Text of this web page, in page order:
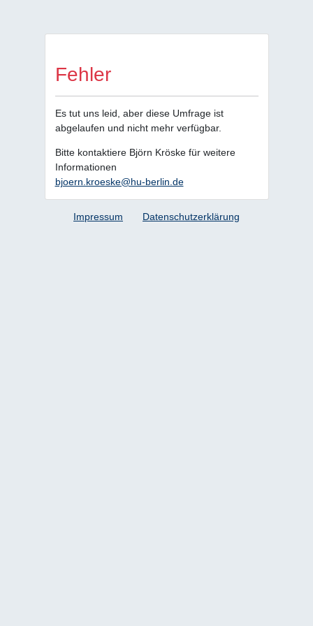
Fehler
Es tut uns leid, aber diese Umfrage ist
abgelaufen und nicht mehr verfügbar.
Bitte kontaktiere Björn Kröske für weitere
Informationen
bjoern.kroeske@hu-berlin.de
Impressum Datenschutzerklärung